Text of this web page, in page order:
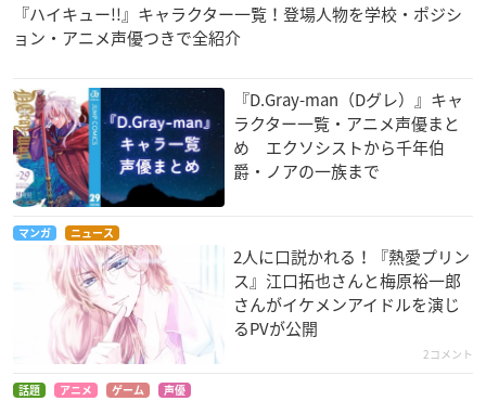
『ハイキュー!!』キャラクター一覧！登場人物を学校・ポジシ
ョン・アニメ声優つきで全紹介
『D.Gray-man（Dグレ）』キャ
ラクター一覧・アニメ声優まと
め エクソシストから千年伯
爵・ノアの一族まで
マンガ ニュース
2人に口説かれる！『熱愛プリン
ス』江口拓也さんと梅原裕一郎
さんがイケメンアイドルを演じ
るPVが公開
2コメント
話題 アニメ ゲーム 声優